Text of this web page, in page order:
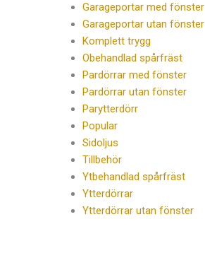
Garageportar med fönster
Garageportar utan fönster
Komplett trygg
Obehandlad spårfräst
Pardörrar med fönster
Pardörrar utan fönster
Parytterdörr
Popular
Sidoljus
Tillbehör
Ytbehandlad spårfräst
Ytterdörrar
Ytterdörrar utan fönster